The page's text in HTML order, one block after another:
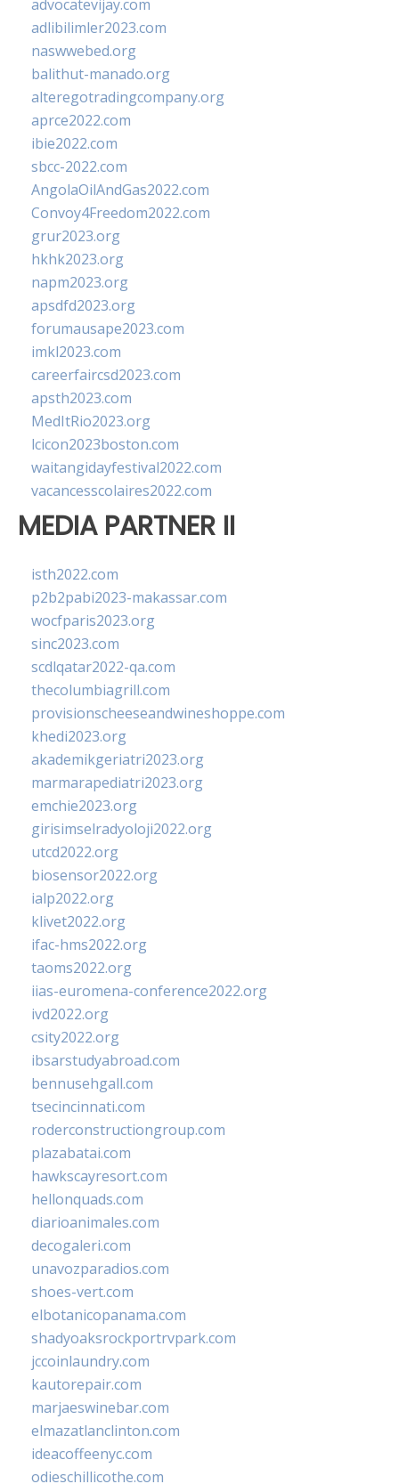
advocatevijay.com
adlibilimler2023.com
naswwebed.org
balithut-manado.org
alteregotradingcompany.org
aprce2022.com
ibie2022.com
sbcc-2022.com
AngolaOilAndGas2022.com
Convoy4Freedom2022.com
grur2023.org
hkhk2023.org
napm2023.org
apsdfd2023.org
forumausape2023.com
imkl2023.com
careerfaircsd2023.com
apsth2023.com
MedItRio2023.org
lcicon2023boston.com
waitangidayfestival2022.com
vacancesscolaires2022.com
MEDIA PARTNER II
isth2022.com
p2b2pabi2023-makassar.com
wocfparis2023.org
sinc2023.com
scdlqatar2022-qa.com
thecolumbiagrill.com
provisionscheeseandwineshoppe.com
khedi2023.org
akademikgeriatri2023.org
marmarapediatri2023.org
emchie2023.org
girisimselradyoloji2022.org
utcd2022.org
biosensor2022.org
ialp2022.org
klivet2022.org
ifac-hms2022.org
taoms2022.org
iias-euromena-conference2022.org
ivd2022.org
csity2022.org
ibsarstudyabroad.com
bennusehgall.com
tsecincinnati.com
roderconstructiongroup.com
plazabatai.com
hawkscayresort.com
hellonquads.com
diarioanimales.com
decogaleri.com
unavozparadios.com
shoes-vert.com
elbotanicopanama.com
shadyoaksrockportrvpark.com
jccoinlaundry.com
kautorepair.com
marjaeswinebar.com
elmazatlanclinton.com
ideacoffeenyc.com
odieschillicothe.com